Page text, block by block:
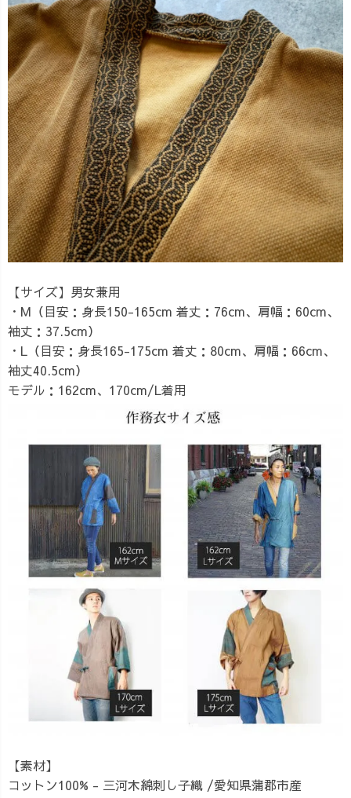
【サイズ】 男女兼用
・M（目安：身長150-165cm 着丈：76cm、肩幅：60cm、
袖丈：37.5cm）
・L（目安：身長165-175cm 着丈：80cm、肩幅：66cm、
袖丈40.5cm）
モデル：162cm、170cm/L着用
【素材】
コットン100% - 三河木綿刺し子織 /愛知県蒲郡市産